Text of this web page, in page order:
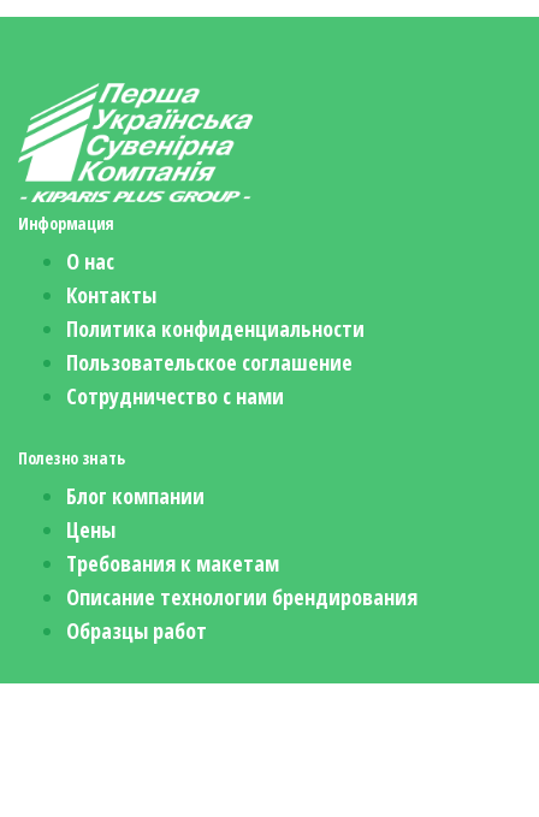
Информация
О нас
Контакты
Политика конфиденциальности
Пользовательское соглашение
Сотрудничество с нами
Полезно знать
Блог компании
Цены
Требования к макетам
Описание технологии брендирования
Образцы работ